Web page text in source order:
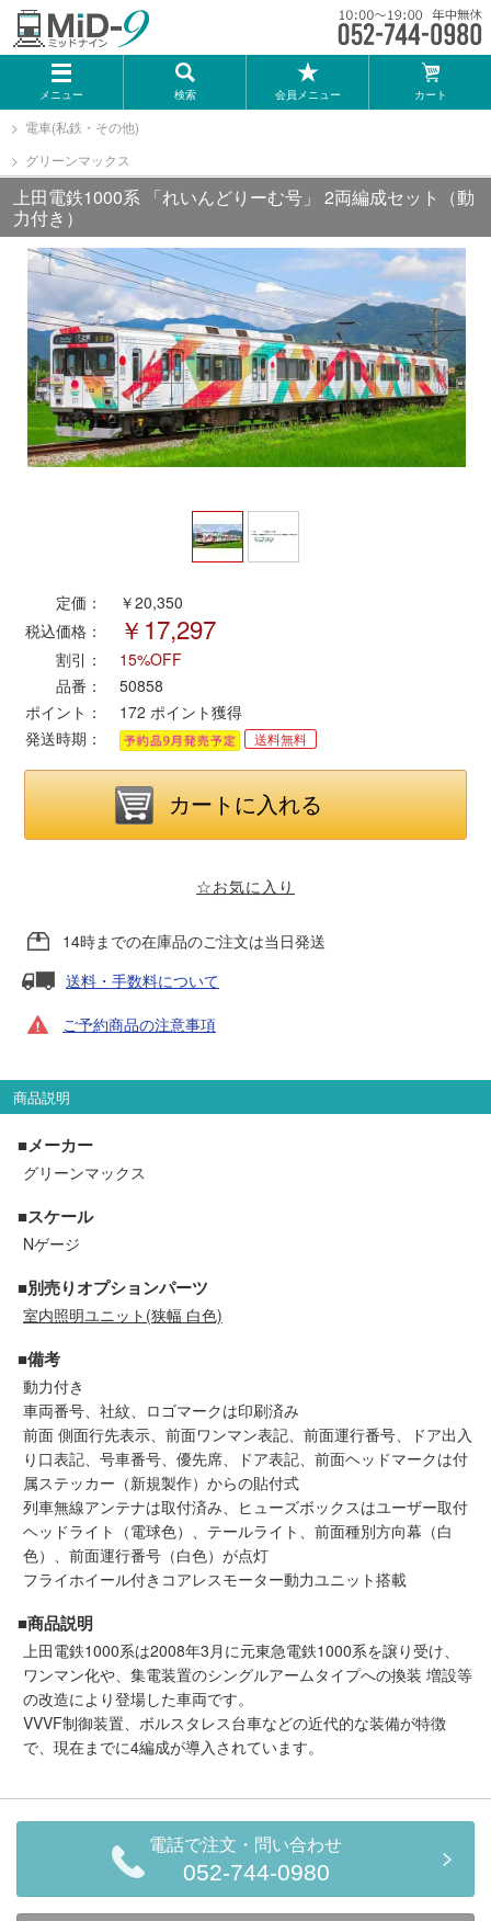
メニュー 検索 会員メニュー カート
メーカー一覧
TOMIX
KATO
GREENMAX
トミーテック
マイクロエース
Bトレインショーティー
MODEMO(モデモ)
さんけい
トラムウェイ
天賞堂
TTC
セール品・キャンペーン
セール商品
走行エリア別 鉄道模型車両リスト
北海道・東北
中部
中国・四国
お役立ち情報
鉄道模型の情報 商品レビュー
メルマガ登録 LINEお友達登録
Infomation
ご注文方法
ヘルプページ
お問い合せ
お気に入りリスト
電車(私鉄・その他)
グリーンマックス
上田電鉄1000系 「れいんどりーむ号」 2両編成セット（動
力付き）
定価：
￥20,350
税込価格：
￥17,297
割引：
15%OFF
品番：
50858
ポイント：
172 ポイント獲得
発送時期：
送料無料
☆お気に入り
14時までの在庫品のご注文は当日発送
送料・手数料について
ご予約商品の注意事項
商品説明
■メーカー
グリーンマックス
■スケール
Nゲージ
■別売りオプションパーツ
室内照明ユニット(狭幅 白色)
■備考
動力付き
車両番号、社紋、ロゴマークは印刷済み
前面 側面行先表示、前面ワンマン表記、前面運行番号、ドア出入
り口表記、号車番号、優先席、ドア表記、前面ヘッドマークは付
属ステッカー（新規製作）からの貼付式
列車無線アンテナは取付済み、ヒューズボックスはユーザー取付
ヘッドライト（電球色）、テールライト、前面種別方向幕（白
色）、前面運行番号（白色）が点灯
フライホイール付きコアレスモーター動力ユニット搭載
■商品説明
上田電鉄1000系は2008年3月に元東急電鉄1000系を譲り受け、
ワンマン化や、集電装置のシングルアームタイプへの換装 増設等
の改造により登場した車両です。
VVVF制御装置、ボルスタレス台車などの近代的な装備が特徴
で、現在までに4編成が導入されています。
電話で注文・問い合わせ
052-744-0980